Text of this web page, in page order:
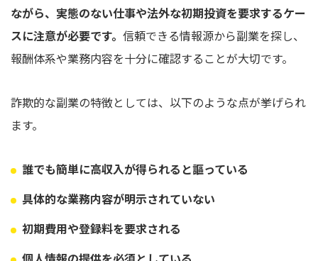
ながら、実態のない仕事や法外な初期投資を要求するケー
スに注意が必要です。 信頼できる情報源から副業を探し、
報酬体系や業務内容を十分に確認することが大切です。
詐欺的な副業の特徴としては、以下のような点が挙げられ
ます。
誰でも簡単に高収入が得られると謳っている
具体的な業務内容が明示されていない
初期費用や登録料を要求される